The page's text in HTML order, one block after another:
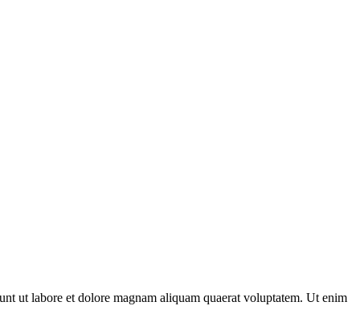
ut labore et dolore magnam aliquam quaerat voluptatem. Ut enim